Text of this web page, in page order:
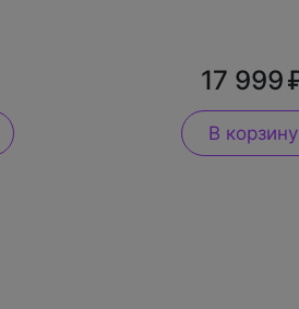
17 999
В корзину